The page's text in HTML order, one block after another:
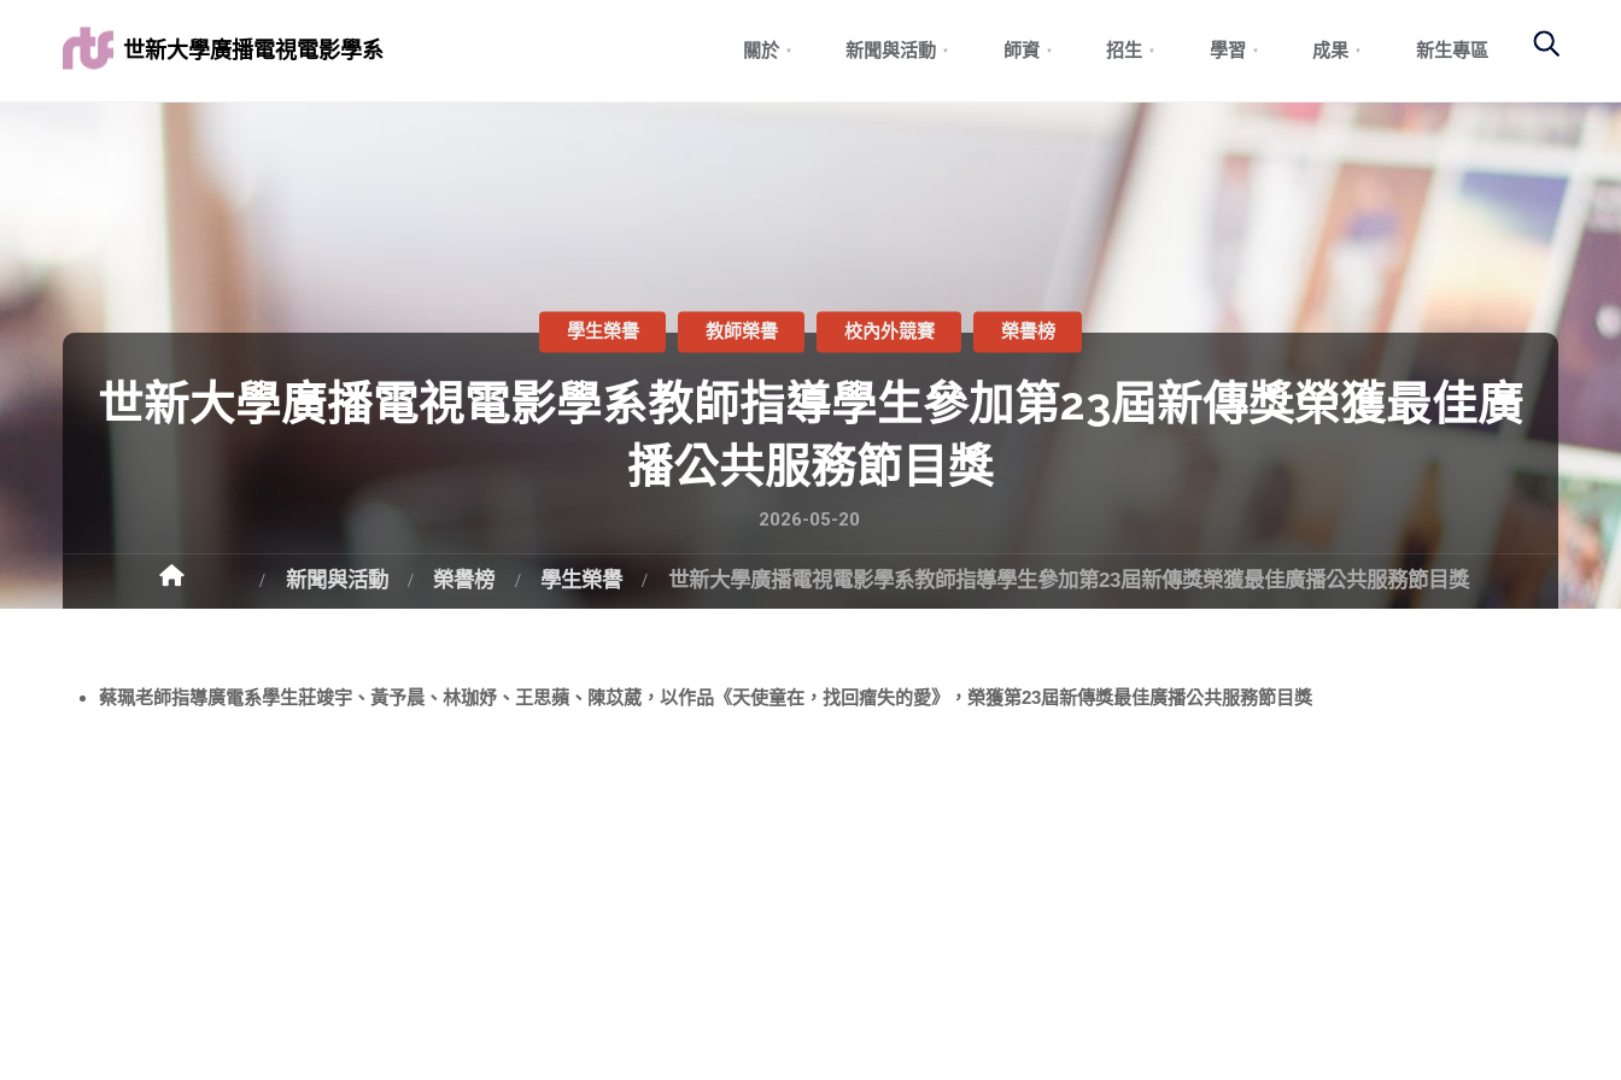
世新大學廣播電視電影學系 關於 新聞與活動 師資 招生 學習 成果 新生專區
世新大學廣播電視電影學系教師指導學生參加第23屆新傳獎榮獲最佳廣
播公共服務節目獎
2026-05-20
學生榮譽 教師榮譽 校內外競賽 榮譽榜
新聞與活動 榮譽榜 學生榮譽 世新大學廣播電視電影學系教師指導學生參加第23屆新傳獎榮獲最佳廣播公共服務節目獎
蔡珮老師指導廣電系學生莊竣宇、黃予晨、林珈妤、王思蘋、陳苡葳，以作品《天使童在，找回瘤失的愛》，榮獲第23屆新傳獎最佳廣播公共服務節目獎